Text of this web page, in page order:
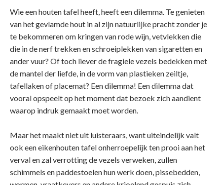
Wie een houten tafel heeft, heeft een dilemma. Te genieten
van het gevlamde hout in al zijn natuurlijke pracht zonder je
te bekommeren om kringen van rode wijn, vetvlekken die
die in de nerf trekken en schroeiplekken van sigaretten en
ander vuur? Of toch liever de fragiele vezels bedekken met
de mantel der liefde, in de vorm van plastieken zeiltje,
tafellaken of placemat? Een dilemma! Een dilemma dat
vooral opspeelt op het moment dat bezoek zich aandient
waarop indruk gemaakt moet worden.
Maar het maakt niet uit luisteraars, want uiteindelijk valt
ook een eikenhouten tafelonherroepelijk ten prooi aan het
verval en zal verrotting de vezels verweken, zullen
schimmels en paddestoelen hun werk doen, pissebedden,